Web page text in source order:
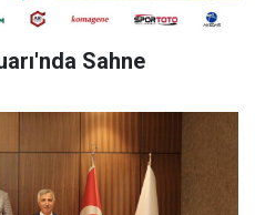
Sahne